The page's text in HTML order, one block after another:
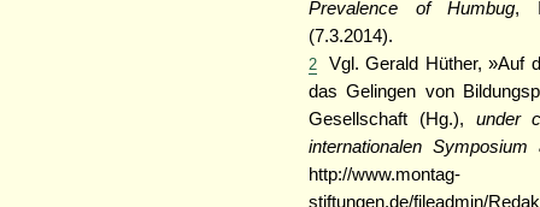
Prevalence of Humbug,
(7.3.2014).
2
Vgl. Gerald Hüther, »Auf
das Gelingen von
Gesellschaft (Hg.), under
internationalen
http://www.montag-
stiftungen.de/fileadmin/